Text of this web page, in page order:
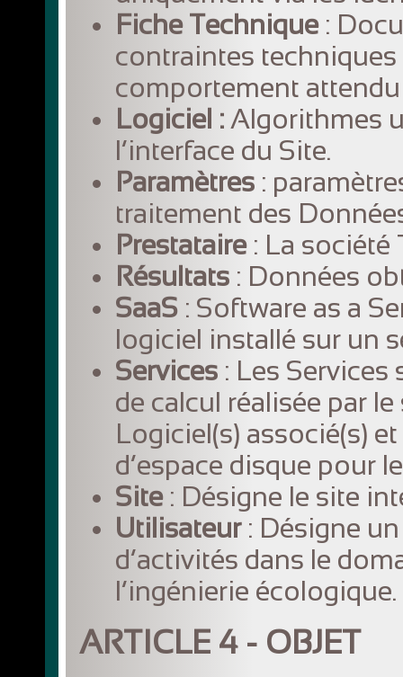
Fiche Technique:
contraintes
comportement attendu
Logiciel :Algorithmes
l’interface du Site.
Paramètres:
traitement des
Prestataire : La société
Résultats: Données
SaaS : Software as a
logiciel installé sur un
Services: Les Services
de calcul réalisée par
Logiciel(s) associé(s)
d’espace disque pour
Site : Désigne le site
Utilisateur: Désigne
d’activités dans le
l’ingénierie écologique.
ARTICLE 4 - OBJET